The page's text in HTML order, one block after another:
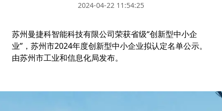
2024-04-22 11:54:25
苏州曼捷科智能科技有限公司荣获省级“创新型中小企
业”， 苏州市2024年度创新型中小企业拟认定名单公示。
由苏州市工业和信息化局发布。